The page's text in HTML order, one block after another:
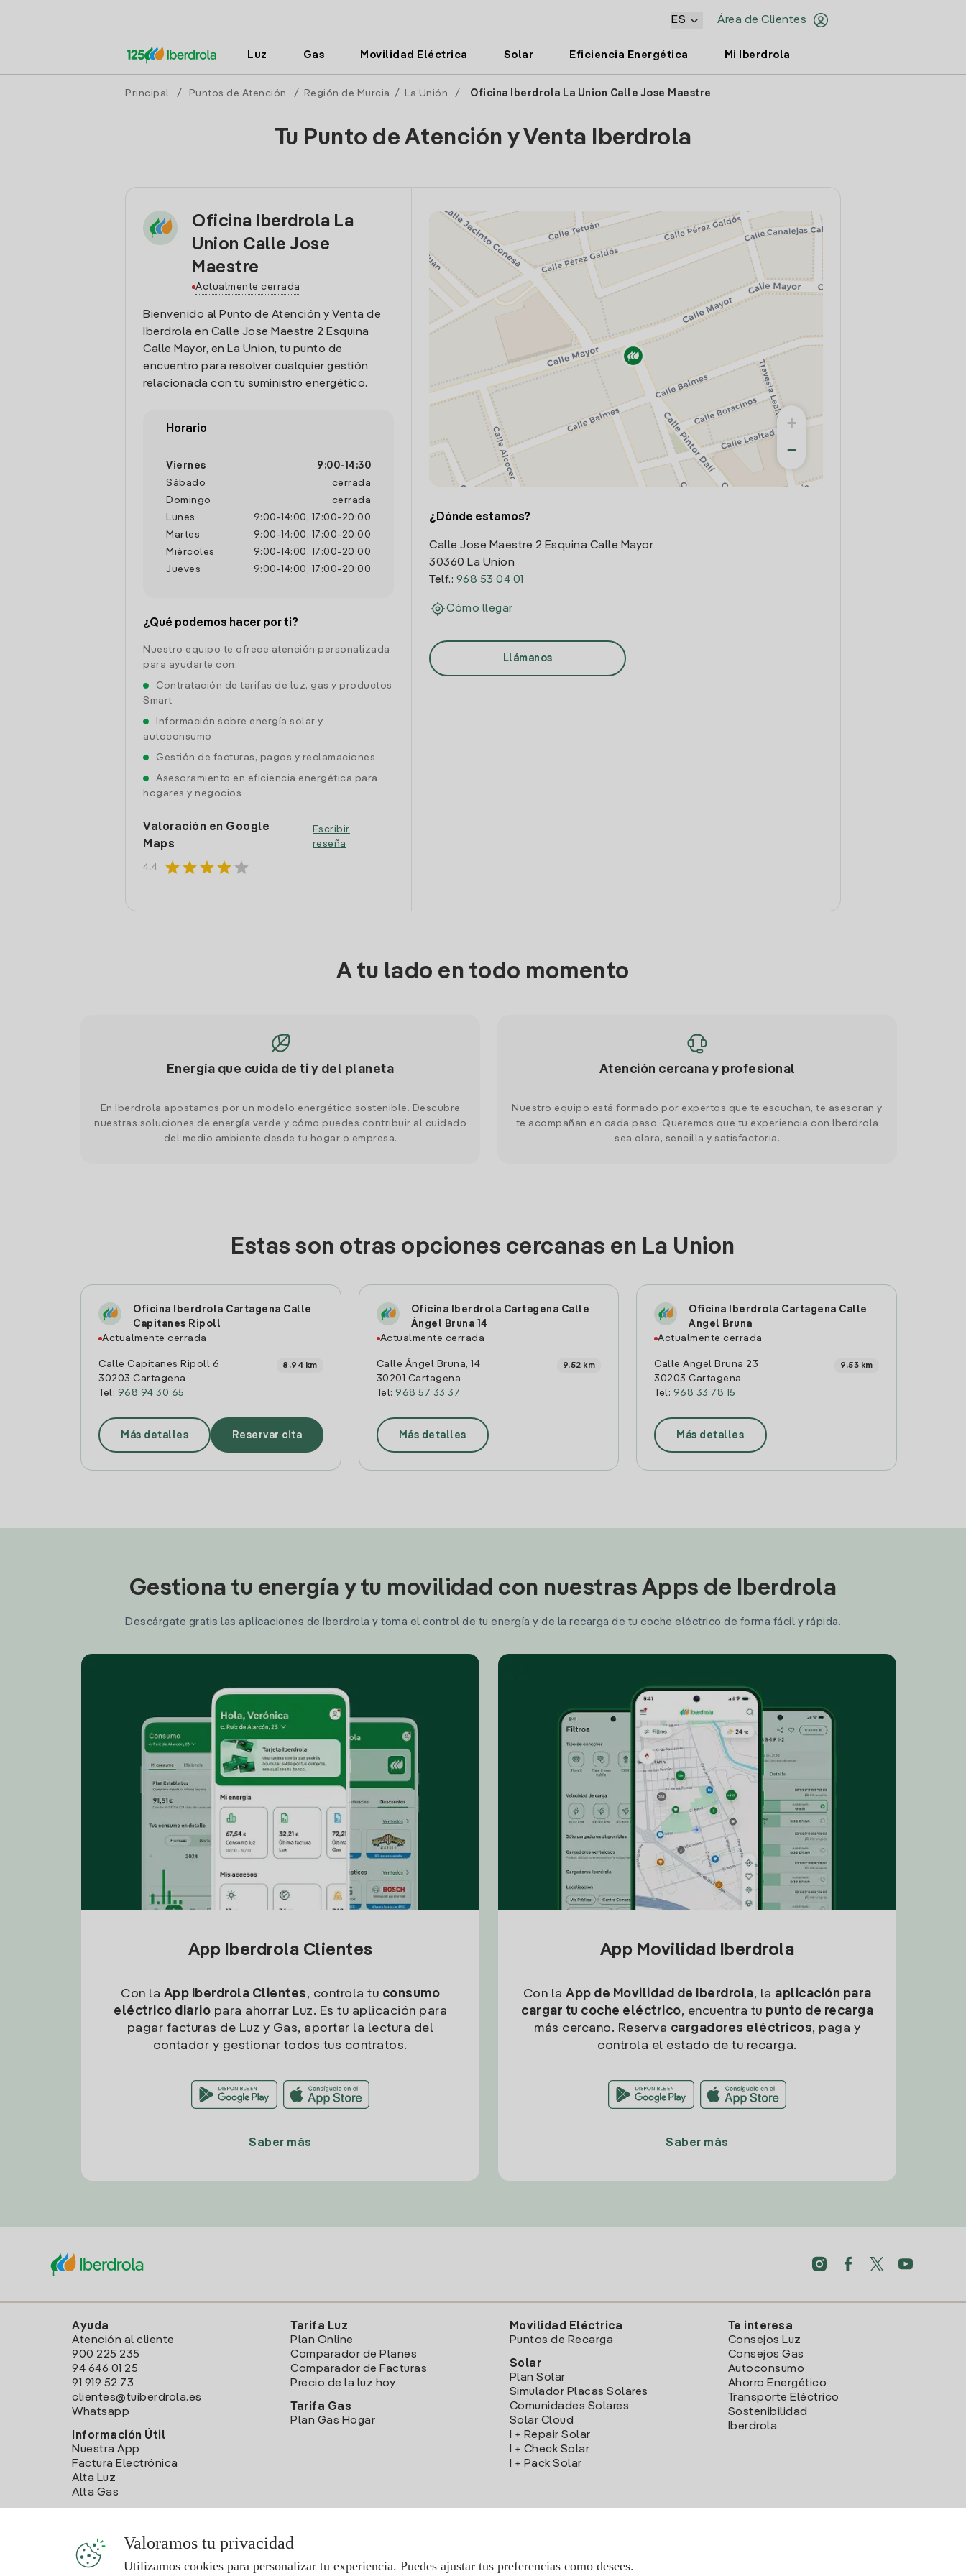
Área de Clientes
ES
Luz Gas Movilidad Eléctrica Solar Eficiencia Energética Mi Iberdrola
Principal / Puntos de Atención / Región de Murcia / La Unión / Oficina Iberdrola La Union Calle Jose Maestre
Tu Punto de Atención y Venta Iberdrola
Oficina Iberdrola La
Union Calle Jose
Maestre
Actualmente cerrada
Bienvenido al Punto de Atención y Venta de
Iberdrola en Calle Jose Maestre 2 Esquina
Calle Mayor, en La Union, tu punto de
encuentro para resolver cualquier gestión
relacionada con tu suministro energético.
Horario
Viernes 9:00- 14:30
Sábado
cerrada
Domingo
cerrada
Lunes
9:00 - 14:00 , 17:00- 20:00
Martes
9:00 - 14:00 , 17:00- 20:00
Miércoles
9:00 - 14:00 , 17:00- 20:00
Jueves
9:00 - 14:00 , 17:00- 20:00
¿Qué podemos hacer por ti?
Nuestro equipo te ofrece atención personalizada
para ayudarte con:
Contratación de tarifas de luz, gas y productos
Smart
Información sobre energía solar y
autoconsumo
Gestión de facturas, pagos y reclamaciones
Asesoramiento en eficiencia energética para
hogares y negocios
Valoración en Google
Maps
4.4 starstarstarstar star
Escribir
reseña
+
−
¿Dónde estamos?
Calle Jose Maestre 2 Esquina Calle Mayor
30360 La Union
Telf.: 968 53 04 01
Cómo llegar
Llámanos
A tu lado en todo momento
Energía que cuida de ti y del planeta
En Iberdrola apostamos por un modelo energético sostenible. Descubre
nuestras soluciones de energía verde y cómo puedes contribuir al cuidado
del medio ambiente desde tu hogar o empresa.
Atención cercana y profesional
Nuestro equipo está formado por expertos que te escuchan, te asesoran y
te acompañan en cada paso. Queremos que tu experiencia con Iberdrola
sea clara, sencilla y satisfactoria.
Estas son otras opciones cercanas en La Union
Oficina Iberdrola Cartagena Calle
Capitanes Ripoll
Actualmente cerrada
Calle Capitanes Ripoll 6
30203 Cartagena
Tel: 968 94 30 65
8.94 km
Más detalles Reservar cita
Oficina Iberdrola Cartagena Calle
Ángel Bruna 14
Actualmente cerrada
Calle Ángel Bruna, 14
30201 Cartagena
Tel:968 57 33 37
9.52 km
Más detalles
Oficina Iberdrola Cartagena Calle
Angel Bruna
Actualmente cerrada
Calle Angel Bruna 23
30203 Cartagena
Tel: 968 33 78 15
9.53 km
Más detalles
Gestiona tu energía y tu movilidad con nuestras Apps de Iberdrola
Descárgate gratis las aplicaciones de Iberdrola y toma el control de tu energía y de la recarga de tu coche eléctrico de forma fácil y rápida.
App Iberdrola Clientes
Con la App Iberdrola Clientes, controla tu consumo
eléctrico diario para ahorrar Luz. Es tu aplicación para
pagar facturas de Luz y Gas, aportar la lectura del
contador y gestionar todos tus contratos.
Saber más
App Movilidad Iberdrola
Con la App de Movilidad de Iberdrola, la aplicación para
cargar tu coche eléctrico, encuentra tu punto de recarga
más cercano. Reserva cargadores eléctricos, paga y
controla el estado de tu recarga.
Saber más
Ayuda
Atención al cliente
900 225 235
94 646 01 25
91 919 52 73
clientes@tuiberdrola.es
Whatsapp
Información Útil
Nuestra App
Factura Electrónica
Alta Luz
Alta Gas
Tarifa Luz
Plan Online
Comparador de Planes
Comparador de Facturas
Precio de la luz hoy
Tarifa Gas
Plan Gas Hogar
Movilidad Eléctrica
Puntos de Recarga
Solar
Plan Solar
Simulador Placas Solares
Comunidades Solares
Solar Cloud
I + Repair Solar
I + Check Solar
I + Pack Solar
Te interesa
Consejos Luz
Consejos Gas
Autoconsumo
Ahorro Energético
Transporte Eléctrico
Sostenibilidad
Iberdrola
Valoramos tu privacidad
Utilizamos cookies para personalizar tu experiencia. Puedes ajustar tus preferencias como desees.